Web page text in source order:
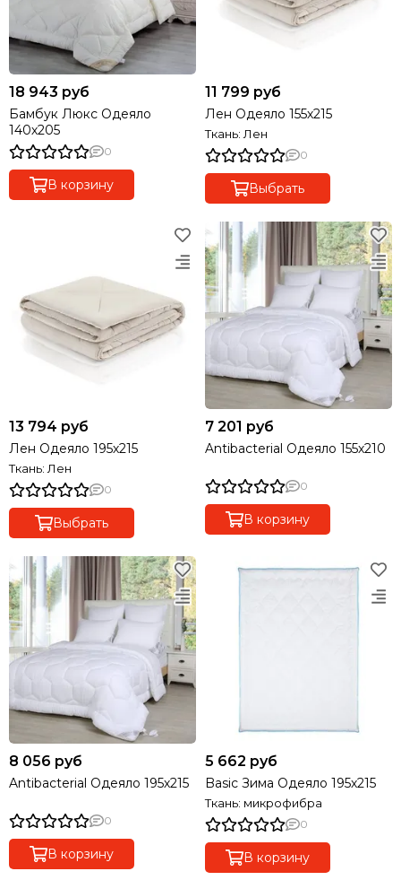
18 943 руб
Бамбук Люкс Одеяло
140х205
0
В корзину
11 799 руб
Лен Одеяло 155х215
Ткань: Лен
0
Выбрать
13 794 руб
Лен Одеяло 195х215
Ткань: Лен
0
Выбрать
7 201 руб
Antibacterial Одеяло 155х210
0
В корзину
8 056 руб
Antibacterial Одеяло 195х215
0
В корзину
5 662 руб
Basic Зима Одеяло 195х215
Ткань: микрофибра
0
В корзину